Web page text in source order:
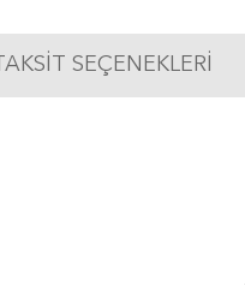
TAKSIT SEÇENEKLERI